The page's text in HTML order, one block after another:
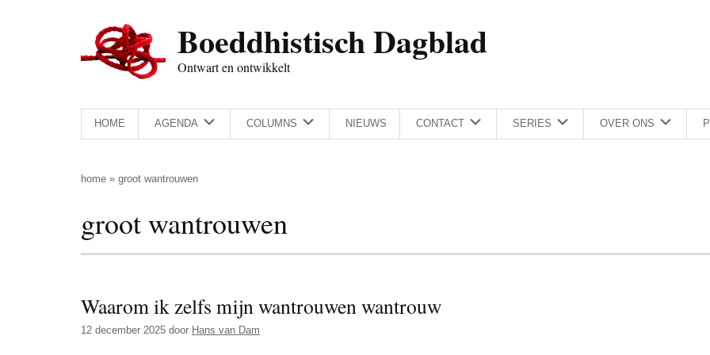
Boeddhistisch Dagblad
Ontwart en ontwikkelt
HOME AGENDA COLUMNS NIEUWS CONTACT SERIES OVER ONS
home » groot wantrouwen
groot wantrouwen
Waarom ik zelfs mijn wantrouwen wantrouw
12 december 2025 door Hans van Dam